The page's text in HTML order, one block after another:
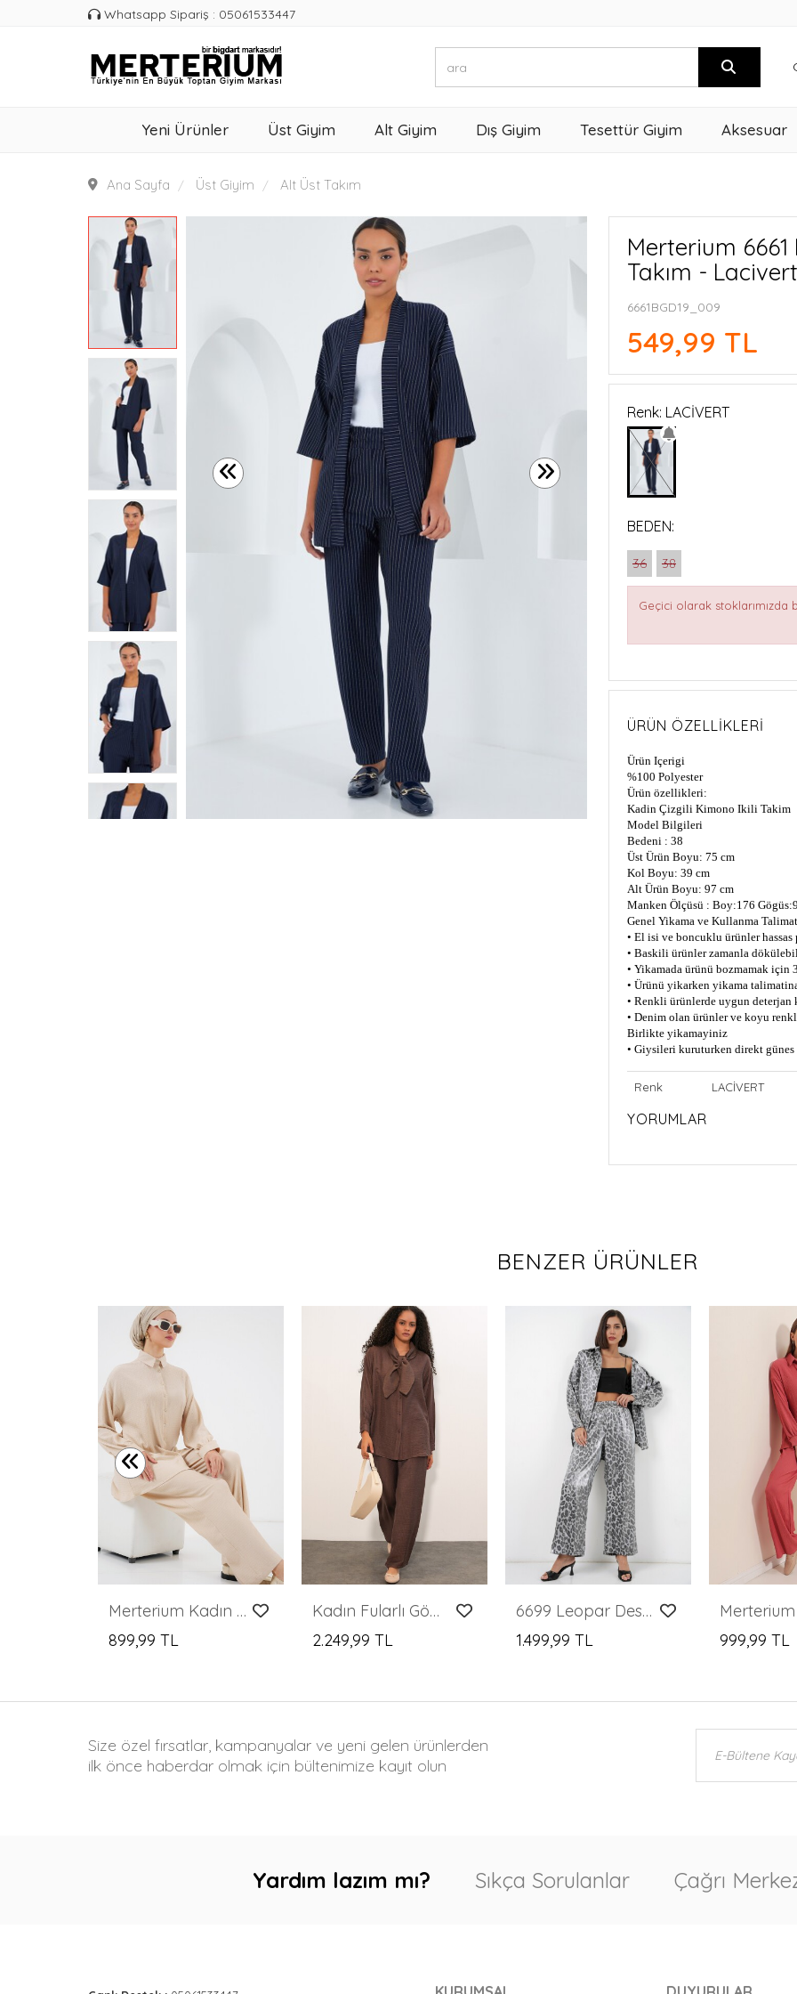
Whatsapp Sipariş : 05061533447
Yeni Ürünler Üst Giyim Alt Giyim Dış Giyim Tesettür Giyim Aksesuar
Ana Sayfa Üst Giyim Alt Üst Takım
Merterium
Takım - Lacivert
6661BGD19_009
549,99 TL
Renk: LACİVERT
BEDEN:
36 38
Geçici olarak stoklarımızda
ÜRÜN ÖZELLIKLERI
Ürün Içerigi
%100 Polyester
Ürün özellikleri:
Kadin Çizgili Kimono Ikili Takim
Model Bilgileri
Bedeni : 38
Üst Ürün Boyu: 75 cm
Kol Boyu: 39 cm
Alt Ürün Boyu: 97 cm
Manken Ölçüsü : Boy:176
Genel Yikama ve Kullanma
• El isi ve boncuklu ürünler
• Baskili ürünler zamanla
• Yikamada ürünü bozmamak için
• Ürünü yikarken yikama
• Renkli ürünlerde uygun
• Denim olan ürünler ve koyu
Birlikte yikamayiniz
• Giysileri kuruturken direkt
Renk LACİVERT
YORUMLAR
BENZER ÜRÜNLER
Merterium Kadın Örme Tesettür Alt Üst Takım 6711 - Krem
899,99 TL
Kadın Fularlı Gömlek Pantolon İkili Takım 30093 - Kahverengi
2.249,99 TL
6699 Leopar Desenli Alt Üst Takım - Gri
1.499,99 TL
999,99 TL
Size özel fırsatlar, kampanyalar ve yeni gelen ürünlerden
ilk önce haberdar olmak için bültenimize kayıt olun
Yardım lazım mı? Sıkça Sorulanlar Çağrı